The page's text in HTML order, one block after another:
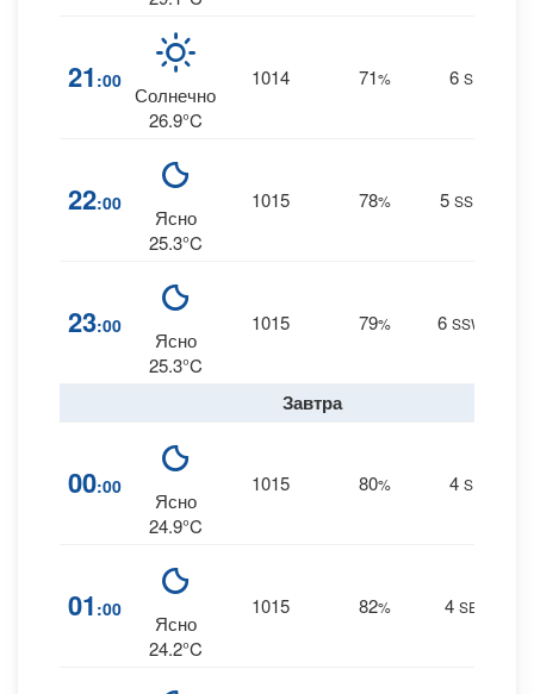
21 :00
Солнечно
26.9°C
1014 71% 6 S
22:00
Ясно
25.3°C
1015 78% 5 SSE
23:00
Ясно
25.3°C
1015 79% 6 SSW
Завтра
00:00
Ясно
24.9°C
1015 80% 4 S
01 :00
Ясно
24.2°C
1015 82% 4 SE